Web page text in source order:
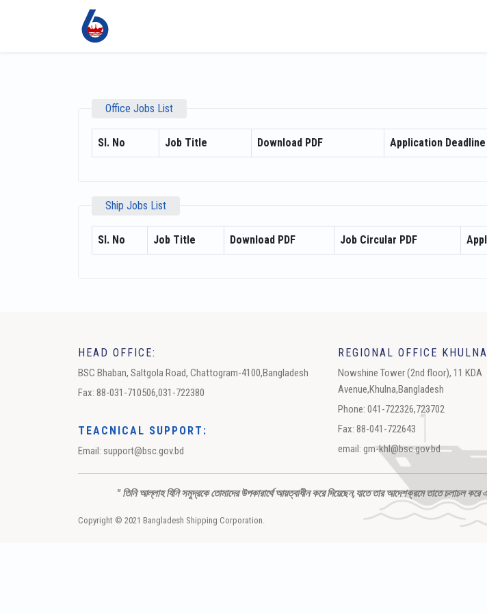
Office Jobs List
Sl. No Job Title Download PDF Application Deadline
Ship Jobs List
Sl. No Job Title Download PDF Job Circular PDF
HEAD OFFICE:
BSC Bhaban, Saltgola Road, Chattogram-4100,Bangladesh
Fax: 88-031-710506,031-722380
TEACNICAL SUPPORT:
Email: support@bsc.gov.bd
REGIONAL OFFICE
Nowshine Tower (2nd floor), 11 KDA
Avenue,Khulna,Bangladesh
Phone: 041-722326,723702
Fax: 88-041-722643
email: gm-khl@bsc.gov.bd
" তিনি আল্লাহ যিনি সমুদ্রকে তোমাদের উপকারার্থে আয়ত্বাধীন করে দিয়েছেন,যাতে তার আদেশক্রমে তাতে
Copyright © 2021 Bangladesh Shipping Corporation.